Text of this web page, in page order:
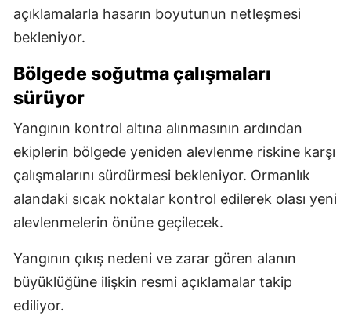
açıklamalarla hasarın boyutunun netleşmesi
bekleniyor.
Bölgede soğutma çalışmaları
sürüyor
Yangının kontrol altına alınmasının ardından
ekiplerin bölgede yeniden alevlenme riskine karşı
çalışmalarını sürdürmesi bekleniyor. Ormanlık
alandaki sıcak noktalar kontrol edilerek olası yeni
alevlenmelerin önüne geçilecek.
Yangının çıkış nedeni ve zarar gören alanın
büyüklüğüne ilişkin resmi açıklamalar takip
ediliyor.